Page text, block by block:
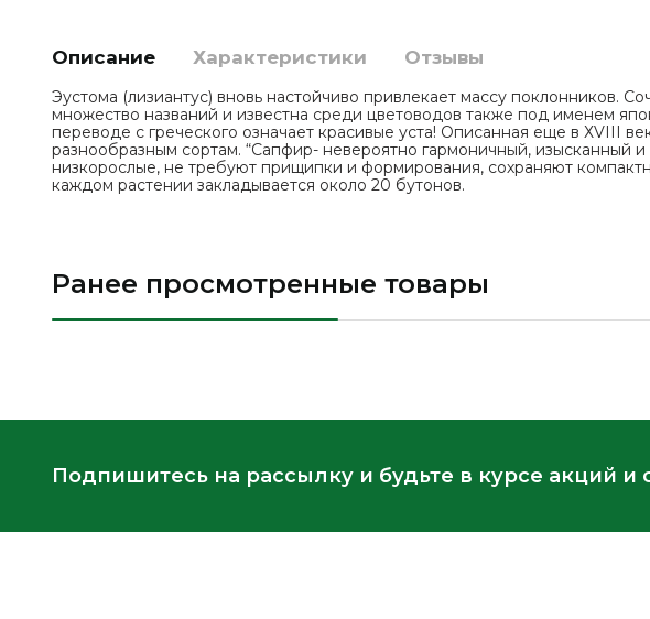
Описание Характеристики Отзывы
Эустома (лизиантус) вновь настойчиво привлекает массу поклонников.
множество названий и известна среди цветоводов также под именем
переводе с греческого означает красивые уста! Описанная еще в ХVIII
разнообразным сортам. “Сапфир- невероятно гармоничный, изысканный
низкорослые, не требуют прищипки и формирования, сохраняют
каждом растении закладывается около 20 бутонов.
Ранее просмотренные товары
Подпишитесь на рассылку и будьте в курсе акций